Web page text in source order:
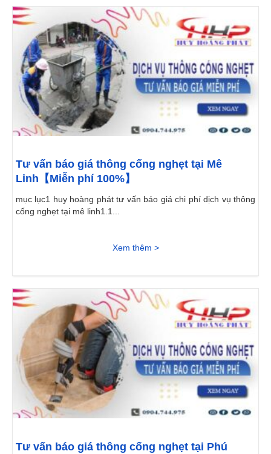
Tư vấn báo giá thông cống nghẹt tại Mê
Linh【Miễn phí 100%】
mục lục1 huy hoàng phát tư vấn báo giá chi phí dịch vụ thông
cống nghẹt tại mê linh1.1...
Xem thêm >
Tư vấn báo giá thông cống nghẹt tại Phú